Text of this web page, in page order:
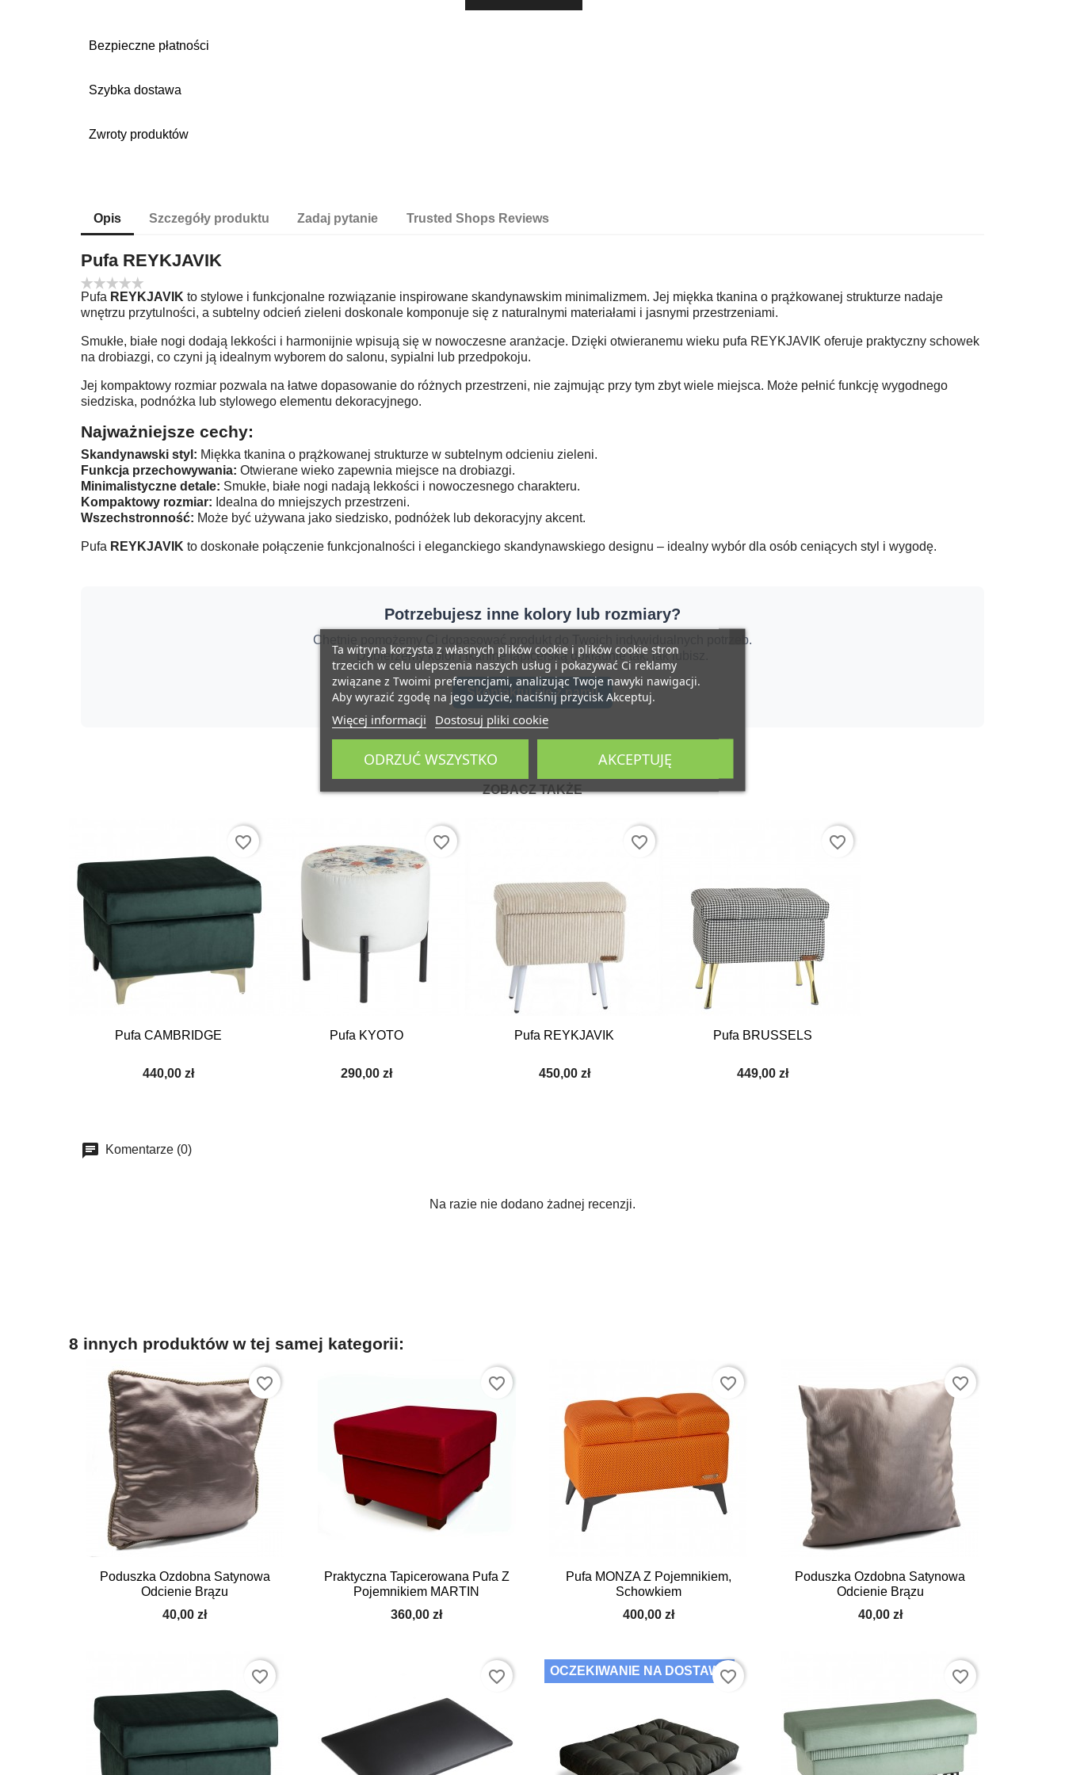
Ta witryna korzysta z własnych plików cookie i plików cookie stron
trzecich w celu ulepszenia naszych usług i pokazywać Ci reklamy
związane z Twoimi preferencjami, analizując Twoje nawyki nawigacji.
Aby wyrazić zgodę na jego użycie, naciśnij przycisk Akceptuj.
Więcej informacji Dostosuj pliki cookie
ODRZUĆ WSZYSTKO AKCEPTUJĘ
Bezpieczne płatności
Szybka dostawa
Zwroty produktów
Opis Szczegóły produktu Zadaj pytanie Trusted Shops Reviews
Pufa REYKJAVIK
Pufa REYKJAVIK to stylowe i funkcjonalne rozwiązanie inspirowane skandynawskim minimalizmem. Jej miękka tkanina o prążkowanej strukturze nadaje
wnętrzu przytulności, a subtelny odcień zieleni doskonale komponuje się z naturalnymi materiałami i jasnymi przestrzeniami.
Smukłe, białe nogi dodają lekkości i harmonijnie wpisują się w nowoczesne aranżacje. Dzięki otwieranemu wieku pufa REYKJAVIK oferuje praktyczny schowek
na drobiazgi, co czyni ją idealnym wyborem do salonu, sypialni lub przedpokoju.
Jej kompaktowy rozmiar pozwala na łatwe dopasowanie do różnych przestrzeni, nie zajmując przy tym zbyt wiele miejsca. Może pełnić funkcję wygodnego
siedziska, podnóżka lub stylowego elementu dekoracyjnego.
Najważniejsze cechy:
Skandynawski styl: Miękka tkanina o prążkowanej strukturze w subtelnym odcieniu zieleni.
Funkcja przechowywania: Otwierane wieko zapewnia miejsce na drobiazgi.
Minimalistyczne detale: Smukłe, białe nogi nadają lekkości i nowoczesnego charakteru.
Kompaktowy rozmiar: Idealna do mniejszych przestrzeni.
Wszechstronność: Może być używana jako siedzisko, podnóżek lub dekoracyjny akcent.
Pufa REYKJAVIK to doskonałe połączenie funkcjonalności i eleganckiego skandynawskiego designu – idealny wybór dla osób ceniących styl i wygodę.
Potrzebujesz inne kolory lub rozmiary?
Chętnie pomożemy Ci dopasować produkt do Twoich indywidualnych potrzeb.
Dobierzemy kolor i tkaninę tapicerską dokładnie tak, jak lubisz.
Skontaktuj się z nami!
ZOBACZ TAKŻE
Pufa CAMBRIDGE
440,00 zł
favorite_border
Pufa KYOTO
290,00 zł
favorite_border
Pufa REYKJAVIK
450,00 zł
favorite_border
Pufa BRUSSELS
449,00 zł
favorite_border
Komentarze (0)
Na razie nie dodano żadnej recenzji.
8 innych produktów w tej samej kategorii:
Poduszka Ozdobna Satynowa
Odcienie Brązu
40,00 zł
favorite_border
Praktyczna Tapicerowana Pufa Z
Pojemnikiem MARTIN
360,00 zł
favorite_border
Pufa MONZA Z Pojemnikiem,
Schowkiem
400,00 zł
favorite_border
Poduszka Ozdobna Satynowa
Odcienie Brązu
40,00 zł
favorite_border
favorite_border favorite_border OCZEKIWANIE NA DOSTAWĘfavorite_border favorite_border